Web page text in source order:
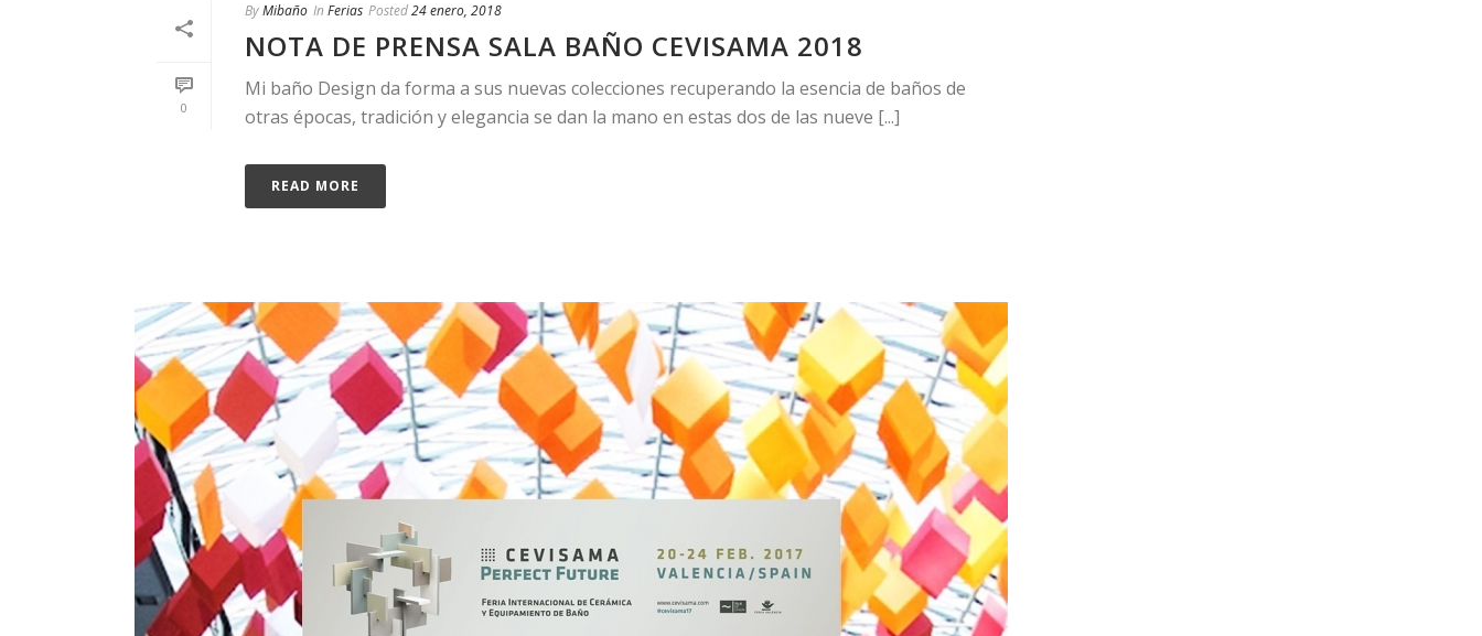
0
ByMibaño In Ferias Posted24 enero, 2018
NOTA DE PRENSA SALA BAÑO CEVISAMA 2018
Mi baño Design da forma a sus nuevas colecciones recuperando la esencia de baños de
otras épocas, tradición y elegancia se dan la mano en estas dos de las nueve [...]
READ MORE